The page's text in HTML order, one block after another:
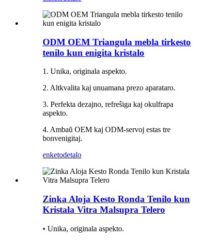
ODM OEM Triangula mebla tirkesto
tenilo kun enigita kristalo
1. Unika, originala aspekto.
2. Altkvalita kaj unuamana prezo aparataro.
3. Perfekta dezajno, refreŝiga kaj okulfrapa
aspekto.
4. Ambaŭ OEM kaj ODM-servoj estas tre
bonvenigitaj.
enketodetalo
Zinka Aloja Kesto Ronda Tenilo kun
Kristala Vitra Malsupra Telero
• Unika, originala aspekto.